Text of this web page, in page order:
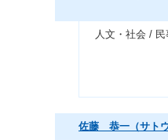
人文・社会 /
佐藤 恭一（サト